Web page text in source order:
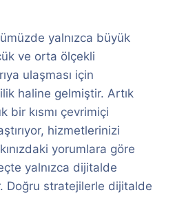
yalnızca büyük
ve orta ölçekli
ulaşması için
haline gelmiştir. Artık
bir kısmı çevrimiçi
hizmetlerinizi
yorumlara göre
yalnızca dijitalde
Doğru stratejilerle dijitalde